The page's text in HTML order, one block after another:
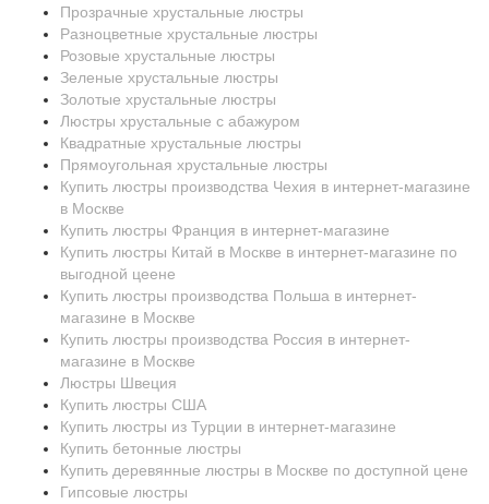
Прозрачные хрустальные люстры
Разноцветные хрустальные люстры
Розовые хрустальные люстры
Зеленые хрустальные люстры
Золотые хрустальные люстры
Люстры хрустальные с абажуром
Квадратные хрустальные люстры
Прямоугольная хрустальные люстры
Купить люстры производства Чехия в интернет-магазине
в Москве
Купить люстры Франция в интернет-магазине
Купить люстры Китай в Москве в интернет-магазине по
выгодной цеене
Купить люстры производства Польша в интернет-
магазине в Москве
Купить люстры производства Россия в интернет-
магазине в Москве
Люстры Швеция
Купить люстры США
Купить люстры из Турции в интернет-магазине
Купить бетонные люстры
Купить деревянные люстры в Москве по доступной цене
Гипсовые люстры